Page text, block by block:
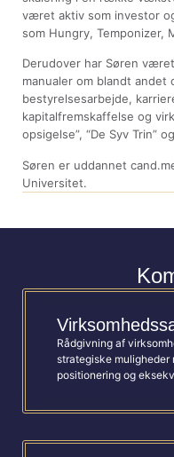
været aktiv som investor
som Hungry, Temponizer,
Derudover har Søren
manualer om blandt andet
bestyrelsesarbejde,
kapitalfremskaffelse og
opsigelse”, “De Syv Trin”
Søren er uddannet
Universitet.
Rådgivning af
strategiske
positionering og